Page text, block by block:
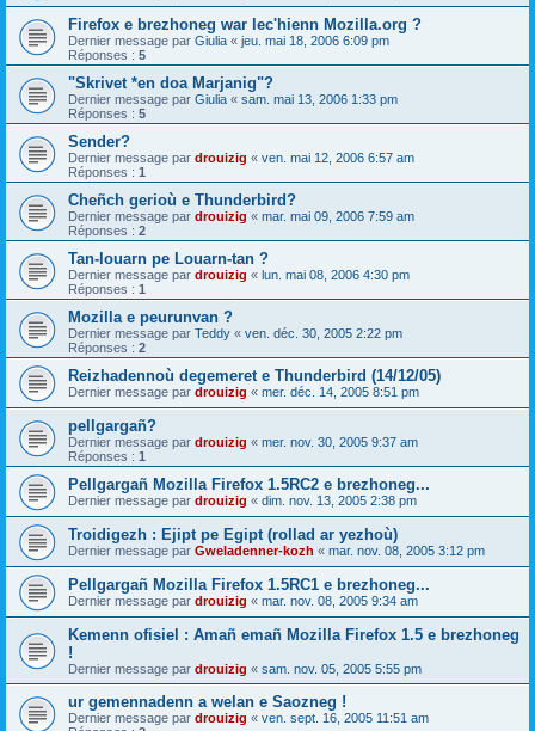
Firefox e brezhoneg war lec'hienn Mozilla.org ?
Dernier message par Giulia « jeu. mai 18, 2006 6:09 pm
Réponses : 5
"Skrivet *en doa Marjanig"?
Dernier message par Giulia « sam. mai 13, 2006 1:33 pm
Réponses : 5
Sender?
Dernier message par drouizig « ven. mai 12, 2006 6:57 am
Réponses : 1
Cheñch gerioù e Thunderbird?
Dernier message par drouizig « mar. mai 09, 2006 7:59 am
Réponses : 2
Tan-louarn pe Louarn-tan ?
Dernier message par drouizig « lun. mai 08, 2006 4:30 pm
Réponses : 1
Mozilla e peurunvan ?
Dernier message par Teddy « ven. déc. 30, 2005 2:22 pm
Réponses : 2
Reizhadennoù degemeret e Thunderbird (14/12/05)
Dernier message par drouizig « mer. déc. 14, 2005 8:51 pm
pellgargañ?
Dernier message par drouizig « mer. nov. 30, 2005 9:37 am
Réponses : 1
Pellgargañ Mozilla Firefox 1.5RC2 e brezhoneg...
Dernier message par drouizig « dim. nov. 13, 2005 2:38 pm
Troidigezh : Ejipt pe Egipt (rollad ar yezhoù)
Dernier message par Gweladenner-kozh « mar. nov. 08, 2005 3:12 pm
Pellgargañ Mozilla Firefox 1.5RC1 e brezhoneg...
Dernier message par drouizig « mar. nov. 08, 2005 9:34 am
Kemenn ofisiel : Amañ emañ Mozilla Firefox 1.5 e brezhoneg
!
Dernier message par drouizig « sam. nov. 05, 2005 5:55 pm
ur gemennadenn a welan e Saozneg !
Dernier message par drouizig « ven. sept. 16, 2005 11:51 am